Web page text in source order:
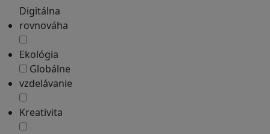
Digitálna
rovnováha
Ekológia
Globálne
vzdelávanie
Kreativita